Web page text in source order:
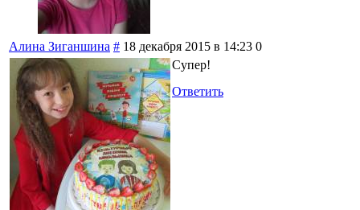
Алина Зиганшина # 18 декабря 2015 в 14:23 0
Супер!
Ответить